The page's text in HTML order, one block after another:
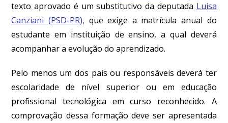
texto aprovado é um substitutivo da deputada Luisa
Canziani (PSD-PR), que exige a matrícula anual do
estudante em instituição de ensino, a qual deverá
acompanhar a evolução do aprendizado.
Pelo menos um dos pais ou responsáveis deverá ter
escolaridade de nível superior ou em educação
profissional tecnológica em curso reconhecido. A
comprovação dessa formação deve ser apresentada